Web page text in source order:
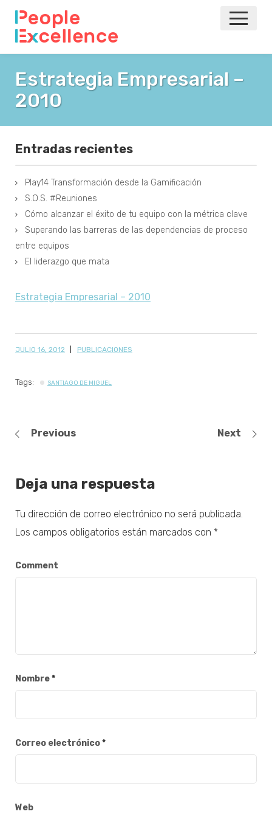
NOTICIAS
VOLVER A LA PRINCIPAL
Estrategia Empresarial –
2010
Entradas recientes
Play14 Transformación desde la Gamificación
S.O.S. #Reuniones
Cómo alcanzar el éxito de tu equipo con la métrica clave
Superando las barreras de las dependencias de proceso
entre equipos
El liderazgo que mata
Estrategia Empresarial – 2010
JULIO 16, 2012 PUBLICACIONES
Tags: SANTIAGO DE MIGUEL
Previous Next
Deja una respuesta
Tu dirección de correo electrónico no será publicada.
Los campos obligatorios están marcados con *
Comment
Nombre*
Correo electrónico*
Web